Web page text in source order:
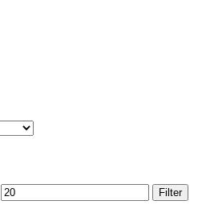
Max.
prijs
Filter